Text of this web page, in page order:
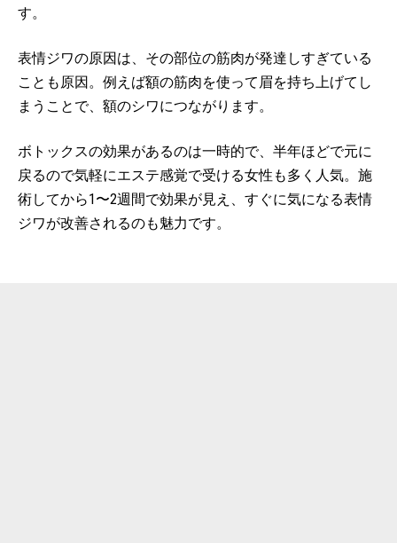
す。
表情ジワの原因は、その部位の筋肉が発達しすぎている
ことも原因。例えば額の筋肉を使って眉を持ち上げてし
まうことで、額のシワにつながります。
ボトックスの効果があるのは一時的で、半年ほどで元に
戻るので気軽にエステ感覚で受ける女性も多く人気。施
術してから1〜2週間で効果が見え、すぐに気になる表情
ジワが改善されるのも魅力です。